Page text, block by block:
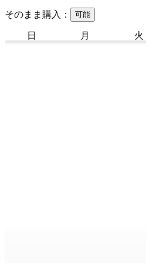
そのまま購入： 可能
日 月 火